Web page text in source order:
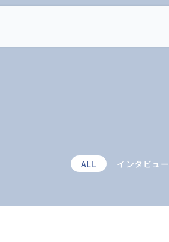
ALL インタビュー